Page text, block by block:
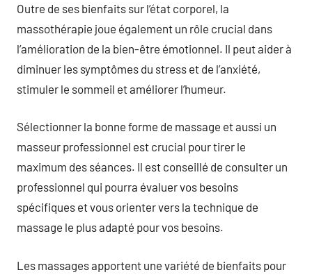
Outre de ses bienfaits sur l’état corporel, la
massothérapie joue également un rôle crucial dans
l’amélioration de la bien-être émotionnel. Il peut aider à
diminuer les symptômes du stress et de l’anxiété,
stimuler le sommeil et améliorer l’humeur.
Sélectionner la bonne forme de massage et aussi un
masseur professionnel est crucial pour tirer le
maximum des séances. Il est conseillé de consulter un
professionnel qui pourra évaluer vos besoins
spécifiques et vous orienter vers la technique de
massage le plus adapté pour vos besoins.
Les massages apportent une variété de bienfaits pour